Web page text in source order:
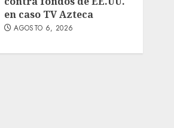
en caso TV Azteca
AGOSTO 6, 2026